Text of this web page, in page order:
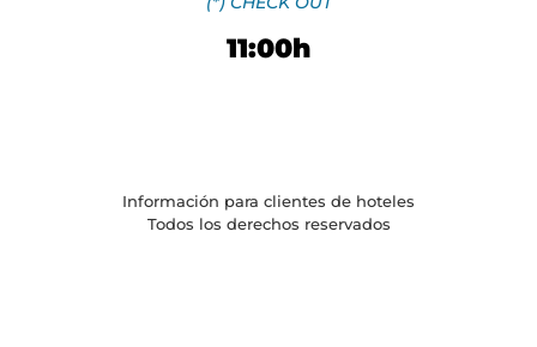
11:00h
Información para clientes de hoteles
Todos los derechos reservados